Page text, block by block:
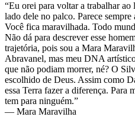
“Eu orei para voltar a trabalhar
lado dele no palco. Parece
Você fica maravilhada. Todo
Não dá para descrever esse
trajetória, pois sou a Mara
Abravanel, mas meu DNA
que não podiam morrer, né? O
escolhido de Deus. Assim como
essa Terra fazer a diferença. Para
tem para ninguém.”
— Mara Maravilha